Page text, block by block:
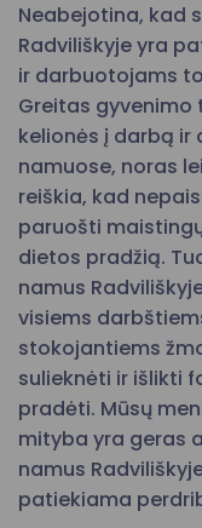
Neabejotina, kad
Radviliškyje yra
ir darbuotojams
Greitas gyvenimo
kelionės į darbą ir
namuose, noras
reiškia, kad
paruošti
dietos pradžią.
namus
visiems
stokojantiems
sulieknėti ir išlikti
pradėti. Mūsų
mityba yra geras
namus
patiekiama